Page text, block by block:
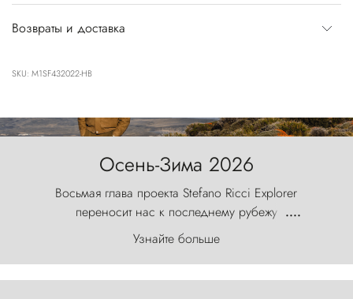
Возвраты и доставка
SKU: M1SF432022-HB
Осень-Зима 2026
Восьмая глава проекта Stefano Ricci Explorer
переносит нас к последнему рубежу
первозданного мира, где ветер с
первобытной яростью ваяет ландшафт, а пики
Торрес-дель-Пайне, словно каменные стражи,
....
Узнайте больше